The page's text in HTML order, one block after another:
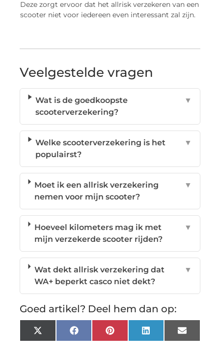
Deze zorgt ervoor dat het allrisk verzekeren van een
scooter niet voor iedereen even interessant zal zijn.
Veelgestelde vragen
Wat is de goedkoopste
scooterverzekering?
▼
Welke scooterverzekering is het
populairst?
▼
Moet ik een allrisk verzekering
nemen voor mijn scooter?
▼
Hoeveel kilometers mag ik met
mijn verzekerde scooter rijden?
▼
Wat dekt allrisk verzekering dat
WA+ beperkt casco niet dekt?
▼
Goed artikel? Deel hem dan op:
X
(Twitter)
FacebookPinterestLinkedInEmail